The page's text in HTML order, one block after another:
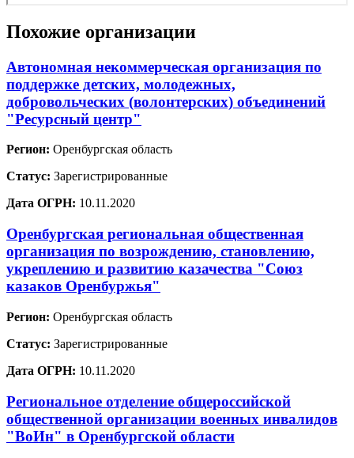
Похожие организации
Автономная некоммерческая организация по
поддержке детских, молодежных,
добровольческих (волонтерских) объединений
"Ресурсный центр"
Регион: Оренбургская область
Статус: Зарегистрированные
Дата ОГРН: 10.11.2020
Оренбургская региональная общественная
организация по возрождению, становлению,
укреплению и развитию казачества "Союз
казаков Оренбуржья"
Регион: Оренбургская область
Статус: Зарегистрированные
Дата ОГРН: 10.11.2020
Региональное отделение общероссийской
общественной организации военных инвалидов
"ВоИн" в Оренбургской области